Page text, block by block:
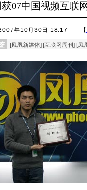
获07中国视频互联
年10月30日 18:17 【
[凤凰新媒体] [互联网周刊 ] [凤